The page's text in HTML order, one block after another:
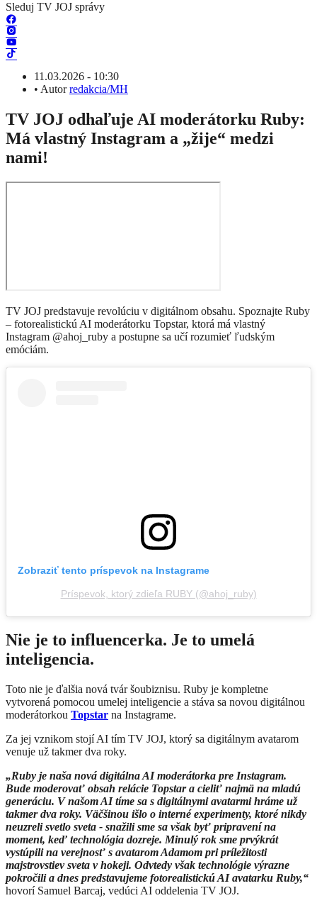
Sleduj TV JOJ správy
11.03.2026 - 10:30
• Autorredakcia/MH
TV JOJ odhaľuje AI moderátorku Ruby:
Má vlastný Instagram a „žije“ medzi
nami!
TV JOJ predstavuje revolúciu v digitálnom obsahu. Spoznajte Ruby
– fotorealistickú AI moderátorku Topstar, ktorá má vlastný
Instagram @ahoj_ruby a postupne sa učí rozumieť ľudským
emóciám.
Zobraziť tento príspevok na Instagrame
Príspevok, ktorý zdieľa RUBY (@ahoj_ruby)
Nie je to influencerka. Je to umelá
inteligencia.
Toto nie je ďalšia nová tvár šoubiznisu. Ruby je kompletne
vytvorená pomocou umelej inteligencie a stáva sa novou digitálnou
moderátorkou Topstar na Instagrame.
Za jej vznikom stojí AI tím TV JOJ, ktorý sa digitálnym avatarom
venuje už takmer dva roky.
„Ruby je naša nová digitálna AI moderátorka pre Instagram.
Bude moderovať obsah relácie Topstar a cieliť najmä na mladú
generáciu. V našom AI tíme sa s digitálnymi avatarmi hráme už
takmer dva roky. Väčšinou išlo o interné experimenty, ktoré nikdy
neuzreli svetlo sveta - snažili sme sa však byť pripravení na
moment, keď technológia dozreje. Minulý rok sme prvýkrát
vystúpili na verejnosť s avatarom Adamom pri príležitosti
majstrovstiev sveta v hokeji. Odvtedy však technológie výrazne
pokročili a dnes predstavujeme fotorealistickú AI avatarku Ruby,“
hovorí Samuel Barcaj, vedúci AI oddelenia TV JOJ.